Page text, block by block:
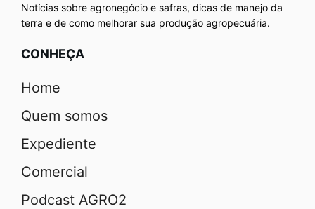
Notícias sobre agronegócio e safras, dicas de manejo da
terra e de como melhorar sua produção agropecuária.
CONHEÇA
Home
Quem somos
Expediente
Comercial
Podcast AGRO2